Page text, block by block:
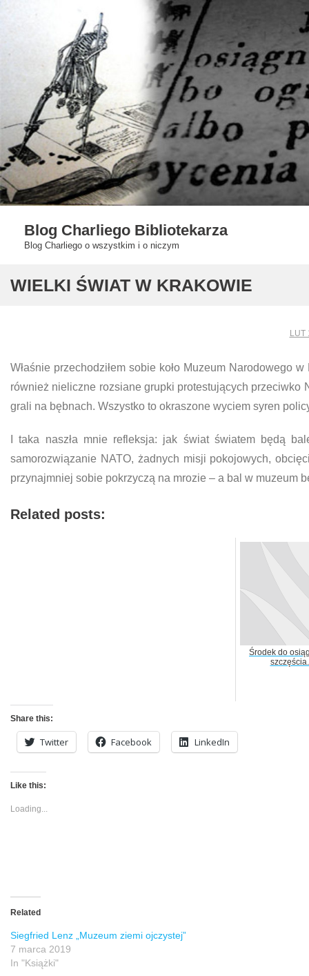
Blog Charliego Bibliotekarza
Blog Charliego o wszystkim i o niczym
WIELKI ŚWIAT W KRAKOWIE
LUT
Właśnie przechodziłem sobie koło Muzeum Narodowego
również nieliczne rozsiane grupki protestujących przeciwko
grali na bębnach. Wszystko to okraszone wyciem syren
I taka naszła mnie refleksja: jak świat światem będą
samorozwiązanie NATO, żadnych misji pokojowych,
przynajmniej sobie pokrzyczą na mrozie – a bal w muzeum
Related posts:
Środek do
Share this:
Twitter Facebook LinkedIn
Like this:
Loading...
Related
Siegfried Lenz „Muzeum ziemi ojczystej”
7 marca 2019
In "Książki"